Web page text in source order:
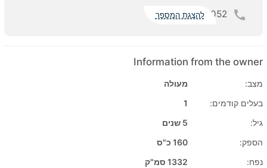
052 להצגת המספר
Information from the owner
מצב:
מעולה
בעלים קודמים:
1
גיל:
5 שנים
הספק:
160 כ"ס
נפח:
1332 סמ"ק